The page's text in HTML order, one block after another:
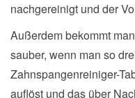
nachgereinigt und der
Außerdem bekommt
sauber, wenn man so
Zahnspangenreiniger-
auflöst und das über